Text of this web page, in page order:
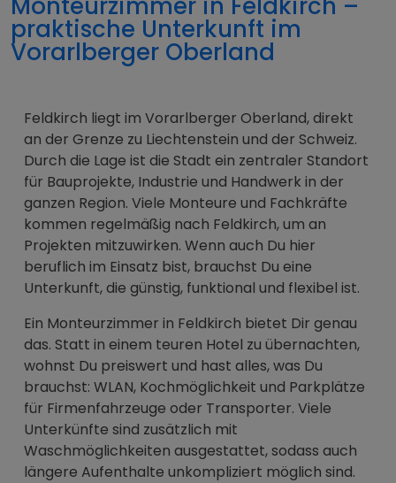
praktische Unterkunft im
Vorarlberger Oberland
Feldkirch liegt im Vorarlberger Oberland, direkt
an der Grenze zu Liechtenstein und der Schweiz.
Durch die Lage ist die Stadt ein zentraler Standort
für Bauprojekte, Industrie und Handwerk in der
ganzen Region. Viele Monteure und Fachkräfte
kommen regelmäßig nach Feldkirch, um an
Projekten mitzuwirken. Wenn auch Du hier
beruflich im Einsatz bist, brauchst Du eine
Unterkunft, die günstig, funktional und flexibel ist.
Ein Monteurzimmer in Feldkirch bietet Dir genau
das. Statt in einem teuren Hotel zu übernachten,
wohnst Du preiswert und hast alles, was Du
brauchst: WLAN, Kochmöglichkeit und Parkplätze
für Firmenfahrzeuge oder Transporter. Viele
Unterkünfte sind zusätzlich mit
Waschmöglichkeiten ausgestattet, sodass auch
längere Aufenthalte unkompliziert möglich sind.